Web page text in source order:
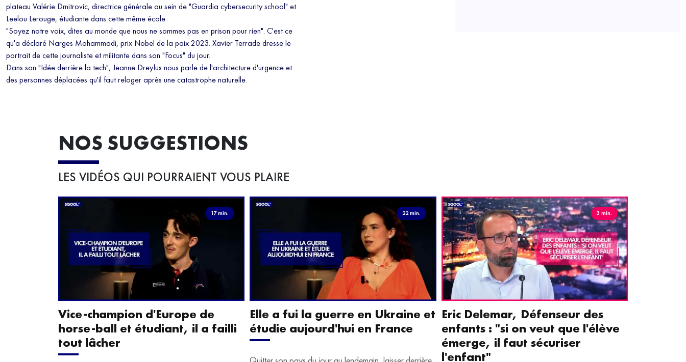
plateau Valérie Dmitrovic, directrice générale au sein de "Guardia cybersecurity school" et
Leelou Lerouge, étudiante dans cette même école.
"Soyez notre voix, dites au monde que nous ne sommes pas en prison pour rien". C'est ce
qu'a déclaré Narges Mohammadi, prix Nobel de la paix 2023. Xavier Terrade dresse le
portrait de cette journaliste et militante dans son "Focus" du jour.
Dans son "Idée derrière la tech", Jeanne Dreyfus nous parle de l'architecture d'urgence et
des personnes déplacées qu'il faut reloger après une catastrophe naturelle.
NOS SUGGESTIONS
LES VIDÉOS QUI POURRAIENT VOUS PLAIRE
17 min.
Vice-champion d'Europe de
horse-ball et étudiant, il a failli
tout lâcher
22 min.
Elle a fui la guerre en Ukraine et
étudie aujourd'hui en France
3 min.
Eric Delemar, Défenseur des
enfants : "si on veut que l'élève
émerge, il faut sécuriser
l'enfant"